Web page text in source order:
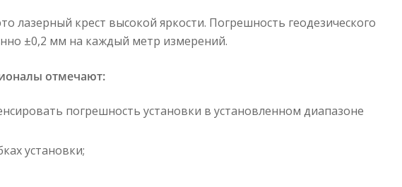
лазерный крест высокой яркости. Погрешность геодезического
±0,2 мм на каждый метр измерений.
отмечают:
погрешность установки в установленном диапазоне
установки;